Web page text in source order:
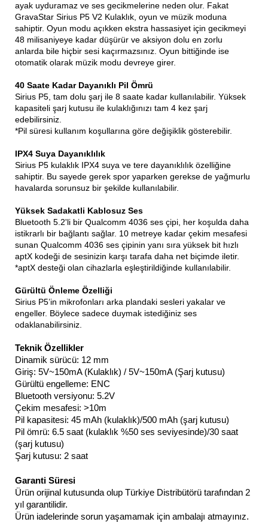
ayak uyduramaz ve ses gecikmelerine neden olur. Fakat
GravaStar Sirius P5 V2 Kulaklık, oyun ve müzik moduna
sahiptir. Oyun modu açıkken ekstra hassasiyet için gecikmeyi
48 milisaniyeye kadar düşürür ve aksiyon dolu en zorlu
anlarda bile hiçbir sesi kaçırmazsınız. Oyun bittiğinde ise
otomatik olarak müzik modu devreye girer.
40 Saate Kadar Dayanıklı Pil Ömrü
Sirius P5, tam dolu şarj ile 8 saate kadar kullanılabilir. Yüksek
kapasiteli şarj kutusu ile kulaklığınızı tam 4 kez şarj
edebilirsiniz.
*Pil süresi kullanım koşullarına göre değişiklik gösterebilir.
IPX4 Suya Dayanıklılık
Sirius P5 kulaklık IPX4 suya ve tere dayanıklılık özelliğine
sahiptir. Bu sayede gerek spor yaparken gerekse de yağmurlu
havalarda sorunsuz bir şekilde kullanılabilir.
Yüksek Sadakatli Kablosuz Ses
Bluetooth 5.2'li bir Qualcomm 4036 ses çipi, her koşulda daha
istikrarlı bir bağlantı sağlar. 10 metreye kadar çekim mesafesi
sunan Qualcomm 4036 ses çipinin yanı sıra yüksek bit hızlı
aptX kodeği de sesinizin karşı tarafa daha net biçimde iletir.
*aptX desteği olan cihazlarla eşleştirildiğinde kullanılabilir.
Gürültü Önleme Özelliği
Sirius P5’in mikrofonları arka plandaki sesleri yakalar ve
engeller. Böylece sadece duymak istediğiniz ses
odaklanabilirsiniz.
Teknik Özellikler
Dinamik sürücü: 12 mm
Giriş: 5V~150mA (Kulaklık) / 5V~150mA (Şarj kutusu)
Gürültü engelleme: ENC
Bluetooth versiyonu: 5.2V
Çekim mesafesi: >10m
Pil kapasitesi: 45 mAh (kulaklık)/500 mAh (şarj kutusu)
Pil ömrü: 6.5 saat (kulaklık %50 ses seviyesinde)/30 saat
(şarj kutusu)
Şarj kutusu: 2 saat
Garanti Süresi
Ürün orijinal kutusunda olup Türkiye Distribütörü tarafından 2
yıl garantilidir.
Ürün iadelerinde sorun yaşamamak için ambalajı atmayınız.